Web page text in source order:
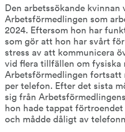
Den arbetssökande kvinnan
Arbetsförmedlingen som
2024. Eftersom hon har
som gör att hon har svårt
stress av att kommunicera
vid flera tillfällen om fysiska
Arbetsförmedlingen fortsatt
per telefon. Efter det sista
sig från
hon hade tappat
och mådde dåligt av